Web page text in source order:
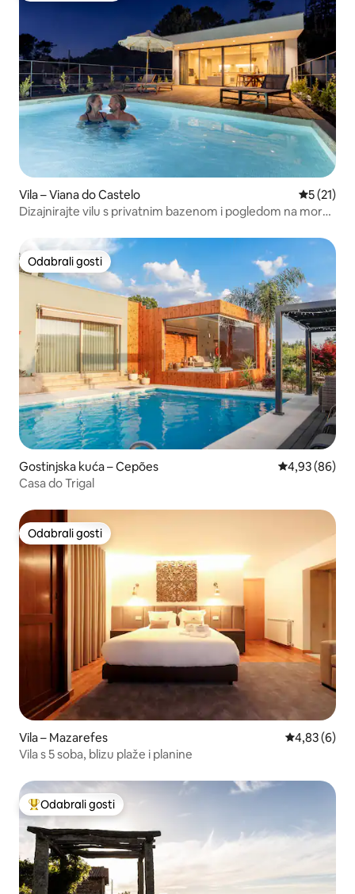
Vila – Viana do Castelo Prosječna
5 (21)
Dizajnirajte vilu s privatnim bazenom i pogledom na more |
Odabrali gosti
Odabrali gosti
Gostinjska kuća – Cepões Prosječna
4,93 (86)
Casa do Trigal
Odabrali gosti
Odabrali gosti
Vila – Mazarefes Prosječna
4,83 (6)
Vila s 5 soba, blizu plaže i planine
Među najviše rangiranima s oznakom „Odabrali gosti”
Odabrali gosti